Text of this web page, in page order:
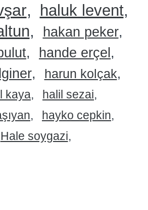
haluk levent
hakan peker
hande erçel
harun kolçak
kaya
halil sezai
hayko cepkin
Hale soygazi